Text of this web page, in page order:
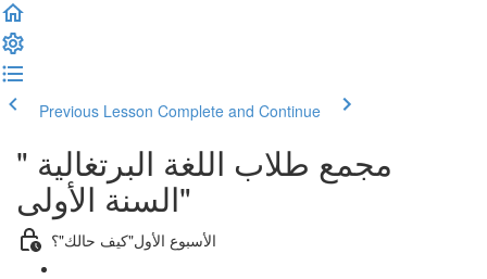
Previous Lesson Complete and Continue
مجمع طلاب اللغة البرتغالية "
السنة الأولى"
الأسبوع الأول"كيف حالك"؟